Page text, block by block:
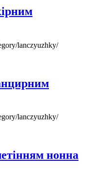
lanczyuzhky/
lanczyuzhky/
нонна